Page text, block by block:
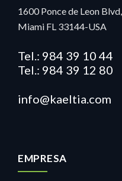
1600 Ponce de Leon
Miami FL 33144-USA
Tel.: 984 39 10 44
Tel.: 984 39 12 80
info@kaeltia.com
EMPRESA